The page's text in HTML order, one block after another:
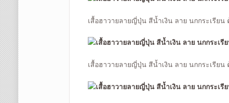
เสื้อฮาวายลายญี่ปุ่น สีน้ำเงิน ลาย นกกระเรียน
เสื้อฮาวายลายญี่ปุ่น สีน้ำเงิน ลาย นกกระเรีย